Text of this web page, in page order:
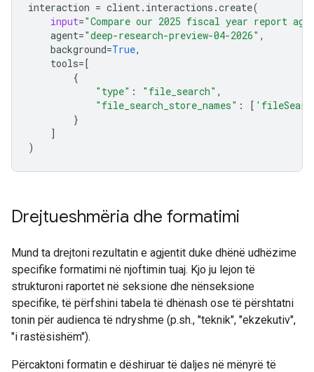
interaction = client. interactions .create(
input="Compare our 2025 fiscal year report
agent="deep-research-preview-04-2026" ,
background=True,
tools=[
{
"type" : "file_search" ,
"file_search_store_names" : [
}
]
)
Drejtueshmëria dhe formatimi
Mund ta drejtoni rezultatin e agjentit duke dhënë udhëzime
specifike formatimi në njoftimin tuaj. Kjo ju lejon të
strukturoni raportet në seksione dhe nënseksione
specifike, të përfshini tabela të dhënash ose të përshtatni
tonin për audienca të ndryshme (p.sh., "teknik", "ekzekutiv",
"i rastësishëm").
Përcaktoni formatin e dëshiruar të daljes në mënyrë të